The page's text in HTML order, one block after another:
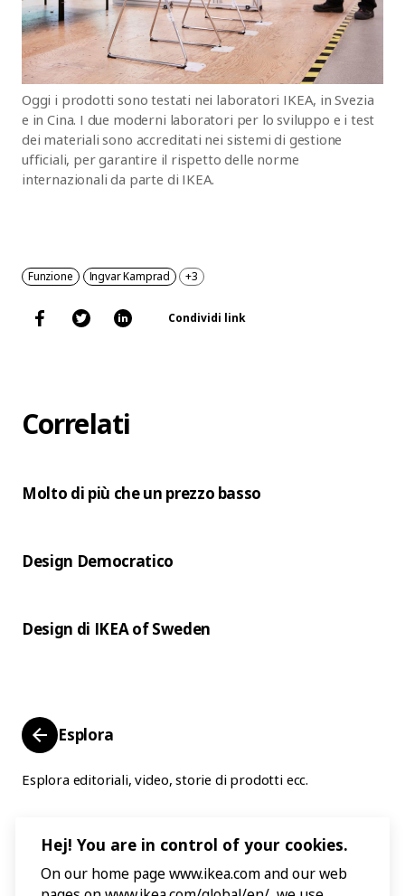
Oggi i prodotti sono testati nei laboratori IKEA, in Svezia
e in Cina. I due moderni laboratori per lo sviluppo e i test
dei materiali sono accreditati nei sistemi di gestione
ufficiali, per garantire il rispetto delle norme
internazionali da parte di IKEA.
Condividi link
Funzione Ingvar Kamprad +3
Correlati
Molto di più che un prezzo basso
Design Democratico
Design di IKEA of Sweden
Esplora
Esplora editoriali, video, storie di prodotti ecc.
Hej! You are in control of your cookies.
On our home page www.ikea.com and our web